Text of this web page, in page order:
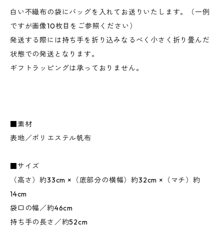
白い不織布の袋にバッグを入れてお送りいたします。（一例
ですが画像10枚目をご参照ください）
発送する際には持ち手を折り込みなるべく小さく折り畳んだ
状態での発送となります。
ギフトラッピングは承っておりません。
■素材
表地／ポリエステル帆布
■サイズ
（高さ）約33cm ×（底部分の横幅）約32cm ×（マチ）約
14cm
袋口の幅／約46cm
持ち手の長さ／約52cm